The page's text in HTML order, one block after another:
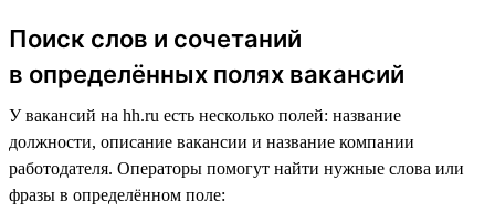
Поиск слов и сочетаний
в определённых полях вакансий
У вакансий на hh.ru есть несколько полей: название
должности, описание вакансии и название компании
работодателя. Операторы помогут найти нужные слова или
фразы в определённом поле: